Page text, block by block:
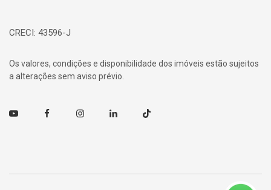
CRECI: 43596-J
Os valores, condições e disponibilidade dos imóveis estão sujeitos
a alterações sem aviso prévio.
Youtube FacebookInstagramLinkedin TikTok